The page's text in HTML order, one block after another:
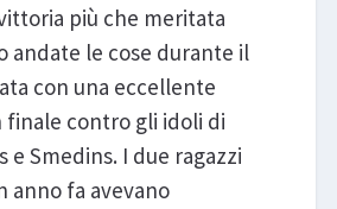
più che meritata
andate le cose durante il
con una eccellente
finale contro gli idoli di
e Smedins. I due ragazzi
anno fa avevano